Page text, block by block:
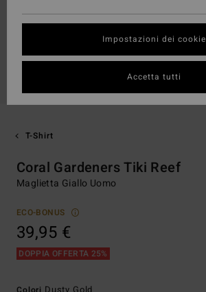
T-Shirt
Coral Gardeners Tiki Reef
Maglietta Giallo Uomo
ECO-BONUS
39,95 €
DOPPIA OFFERTA 25%
Impostazioni dei cookie
Accetta tutti